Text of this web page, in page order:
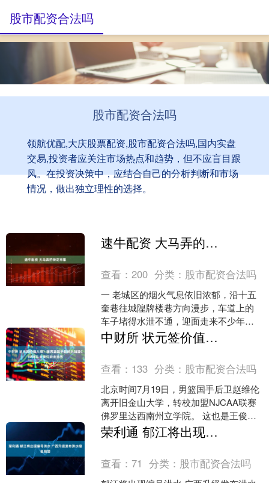
股市配资合法吗
领航优配,大庆股票配资,股市配资合法吗,国内实盘
交易,投资者应关注市场热点和趋势，但不应盲目跟
风。在投资决策中，应结合自己的分析判断和市场
情况，做出独立理性的选择。
股市配资合法吗
速牛配资 大马弄的荷花市集
查看：200 分类： 股市配资合法吗
一 老城区的烟火气息依旧浓郁，沿十五
奎巷往城隍牌楼巷方向漫步，车道上的
车子堵得水泄不通，迎面走来不少年轻
姑娘，怀里皆捧着一束粉色荷花，用印
有王羲之《兰亭集序》的....
中财所 状元签价值大增？曝男篮国手超龄未加盟CBA球队未来只能走选秀
查看： 133 分类： 股市配资合法吗
北京时间7月19日，男篮国手后卫赵维伦
离开旧金山大学，转校加盟NJCAA联赛
佛罗里达西南州立学院。 这也是王俊杰
之后，又一个国字号球员在NCAA完成转
会。 今年....
荣利通 郁江将出现编号洪水 广西升级发布洪水橙色预警
查看：71 分类： 股市配资合法吗